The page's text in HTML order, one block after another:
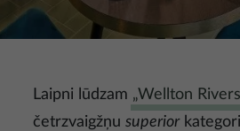
Laipni lūdzam „Wellton
četrzvaigžņu superior